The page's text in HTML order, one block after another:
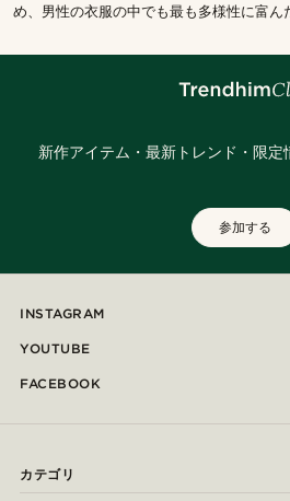
め、男性の衣服の中でも最も多様性に富ん
新作アイテム・最新トレンド・限定
参加する
INSTAGRAM
YOUTUBE
FACEBOOK
カテゴリ